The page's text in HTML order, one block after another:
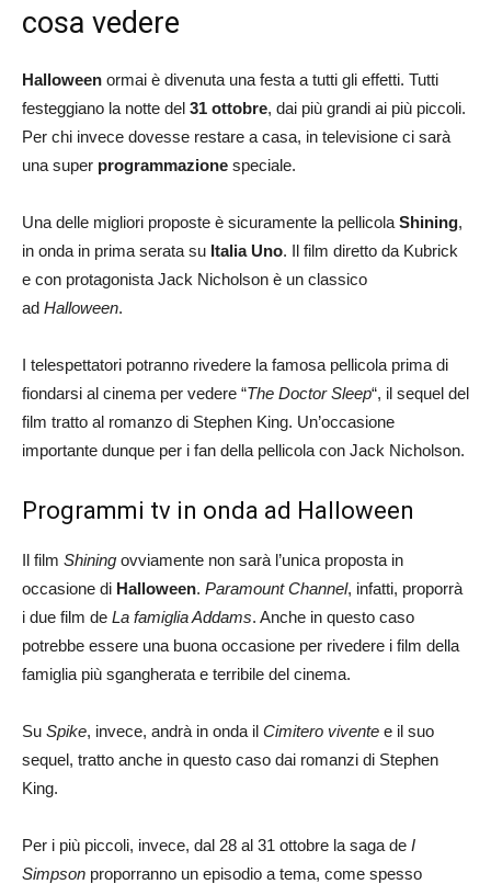
cosa vedere
Halloween ormai è divenuta una festa a tutti gli effetti. Tutti
festeggiano la notte del 31 ottobre, dai più grandi ai più piccoli.
Per chi invece dovesse restare a casa, in televisione ci sarà
una super programmazione speciale.
Una delle migliori proposte è sicuramente la pellicola Shining,
in onda in prima serata su Italia Uno. Il film diretto da Kubrick
e con protagonista Jack Nicholson è un classico
ad Halloween.
I telespettatori potranno rivedere la famosa pellicola prima di
fiondarsi al cinema per vedere “The Doctor Sleep“, il sequel del
film tratto al romanzo di Stephen King. Un’occasione
importante dunque per i fan della pellicola con Jack Nicholson.
Programmi tv in onda ad Halloween
Il film Shining ovviamente non sarà l’unica proposta in
occasione di Halloween. Paramount Channel, infatti, proporrà
i due film de La famiglia Addams. Anche in questo caso
potrebbe essere una buona occasione per rivedere i film della
famiglia più sgangherata e terribile del cinema.
Su Spike, invece, andrà in onda il Cimitero vivente e il suo
sequel, tratto anche in questo caso dai romanzi di Stephen
King.
Per i più piccoli, invece, dal 28 al 31 ottobre la saga de I
Simpson proporranno un episodio a tema, come spesso